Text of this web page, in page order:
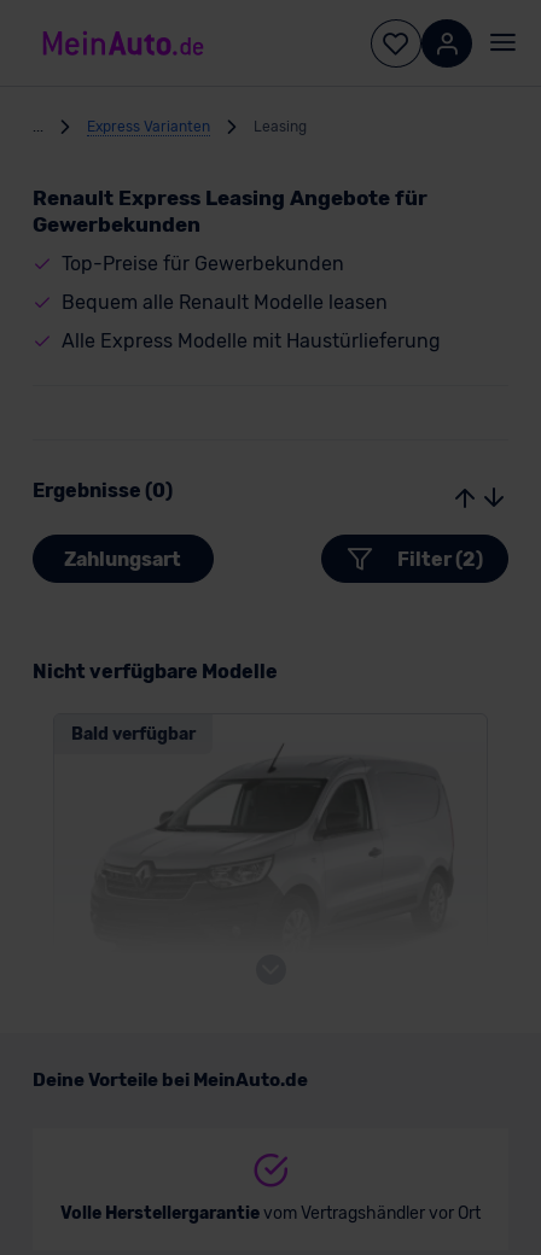
Express Varianten Leasing
Renault Express Leasing Angebote für
Gewerbekunden
Top-Preise für Gewerbekunden
Bequem alle Renault Modelle leasen
Alle Express Modelle mit Haustürlieferung
Ergebnisse (0)
Zahlungsart Filter (2)
Nicht verfügbare Modelle
Bald verfügbar
Deine Vorteile bei MeinAuto.de
Volle Herstellergarantievom Vertragshändler vor Ort